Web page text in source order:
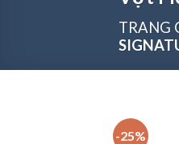
TRANG
-25%